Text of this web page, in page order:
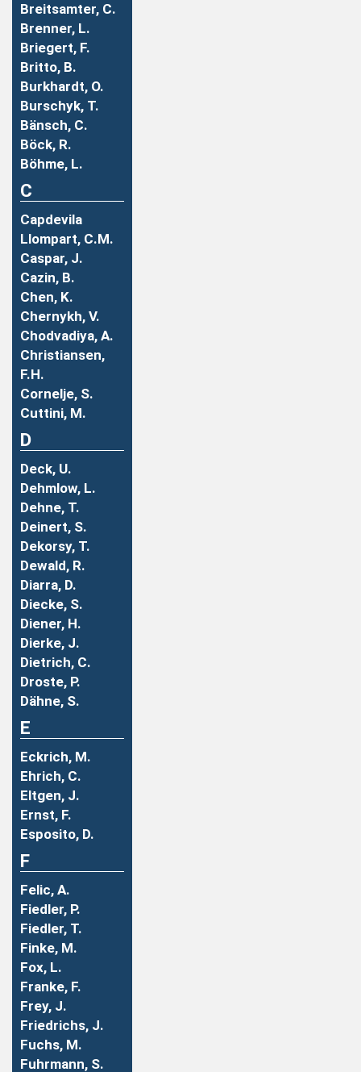
Breitsamter, C.
Brenner, L.
Briegert, F.
Britto, B.
Burkhardt, O.
Burschyk, T.
Bänsch, C.
Böck, R.
Böhme, L.
C
Capdevila
Llompart, C.M.
Caspar, J.
Cazin, B.
Chen, K.
Chernykh, V.
Chodvadiya, A.
Christiansen,
F.H.
Cornelje, S.
Cuttini, M.
D
Deck, U.
Dehmlow, L.
Dehne, T.
Deinert, S.
Dekorsy, T.
Dewald, R.
Diarra, D.
Diecke, S.
Diener, H.
Dierke, J.
Dietrich, C.
Droste, P.
Dähne, S.
E
Eckrich, M.
Ehrich, C.
Eltgen, J.
Ernst, F.
Esposito, D.
F
Felic, A.
Fiedler, P.
Fiedler, T.
Finke, M.
Fox, L.
Franke, F.
Frey, J.
Friedrichs, J.
Fuchs, M.
Fuhrmann, S.